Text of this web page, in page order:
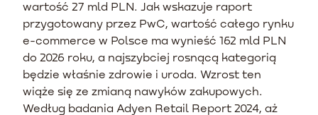
wartość 27 mld PLN. Jak wskazuje raport
przygotowany przez PwC, wartość całego rynku
e-commerce w Polsce ma wynieść 162 mld PLN
do 2026 roku, a najszybciej rosnącą kategorią
będzie właśnie zdrowie i uroda. Wzrost ten
wiąże się ze zmianą nawyków zakupowych.
Według badania Adyen Retail Report 2024, aż